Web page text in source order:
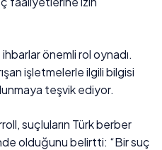
önemli rol oynadı.
işletmelerle ilgili bilgisi
teşvik ediyor.
suçluların Türk berber
olduğunu belirtti: “Bir suç